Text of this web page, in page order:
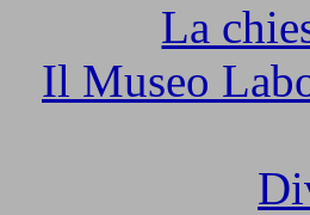
La
Il Museo